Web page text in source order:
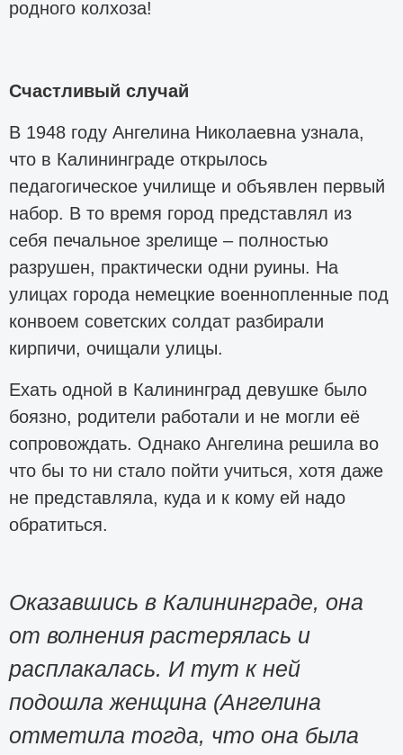
родного колхоза!
Счастливый случай
В 1948 году Ангелина Николаевна узнала,
что в Калининграде открылось
педагогическое училище и объявлен первый
набор. В то время город представлял из
себя печальное зрелище – полностью
разрушен, практически одни руины. На
улицах города немецкие военнопленные под
конвоем советских солдат разбирали
кирпичи, очищали улицы.
Ехать одной в Калининград девушке было
боязно, родители работали и не могли её
сопровождать. Однако Ангелина решила во
что бы то ни стало пойти учиться, хотя даже
не представляла, куда и к кому ей надо
обратиться.
Оказавшись в Калининграде, она
от волнения растерялась и
расплакалась. И тут к ней
подошла женщина (Ангелина
отметила тогда, что она была